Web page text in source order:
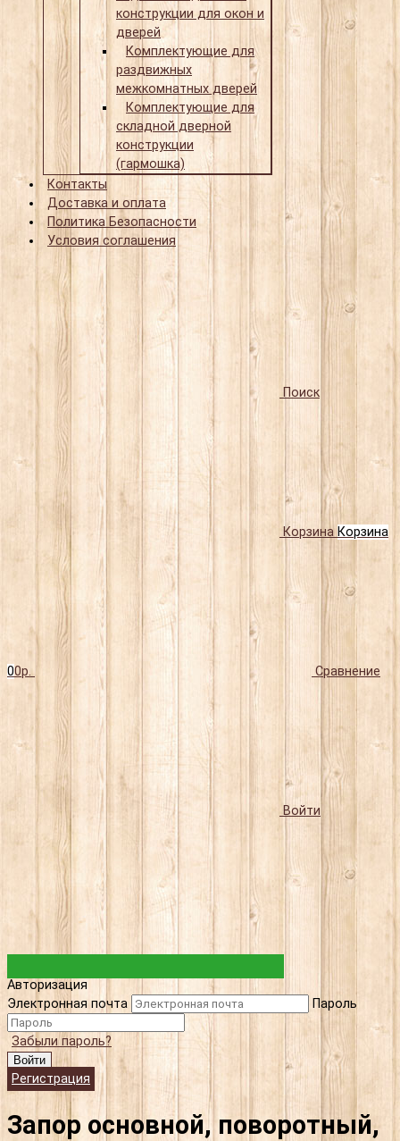
конструкции для окон и
дверей
Комплектующие для
раздвижных
межкомнатных дверей
Комплектующие для
складной дверной
конструкции
(гармошка)
Контакты
Доставка и оплата
Политика Безопасности
Условия соглашения
Поиск
Корзина Корзина
00р. Сравнение
Войти
Авторизация
Электронная почта
Пароль
Забыли пароль?
Войти
Регистрация
Запор основной, поворотный,